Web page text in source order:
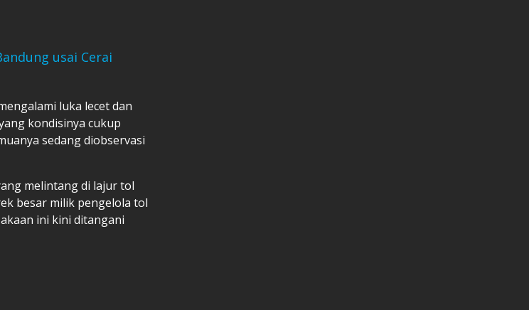
usai Cerai
luka lecet dan
kondisinya cukup
sedang diobservasi
melintang di lajur tol
besar milik pengelola tol
ini kini ditangani